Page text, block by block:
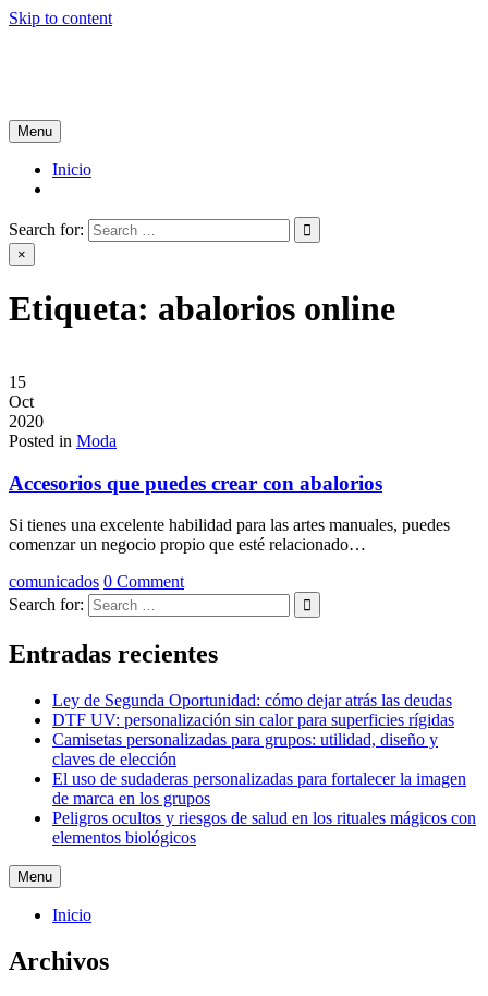
Skip to content
Menu
Inicio
Search for:
×
Etiqueta: abalorios online
15
Oct
2020
Posted in Moda
Accesorios que puedes crear con abalorios
Si tienes una excelente habilidad para las artes manuales, puedes
comenzar un negocio propio que esté relacionado…
comunicados 0 Comment
Search for:
Entradas recientes
Ley de Segunda Oportunidad: cómo dejar atrás las deudas
DTF UV: personalización sin calor para superficies rígidas
Camisetas personalizadas para grupos: utilidad, diseño y
claves de elección
El uso de sudaderas personalizadas para fortalecer la imagen
de marca en los grupos
Peligros ocultos y riesgos de salud en los rituales mágicos con
elementos biológicos
Menu
Inicio
Archivos